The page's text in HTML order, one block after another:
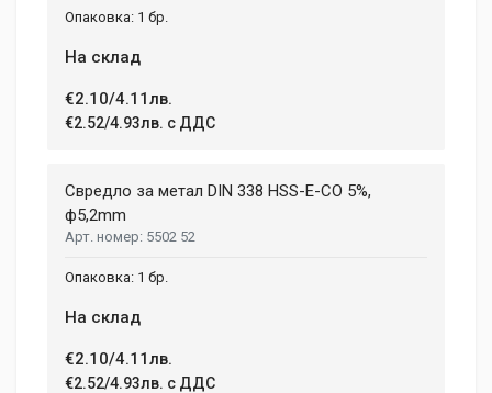
1 бр.
На склад
€2.10/4.11лв.
€2.52/4.93лв. с ДДС
Свредло за метал DIN 338 HSS-E-CO 5%,
ф5,2mm
5502 52
1 бр.
На склад
€2.10/4.11лв.
€2.52/4.93лв. с ДДС